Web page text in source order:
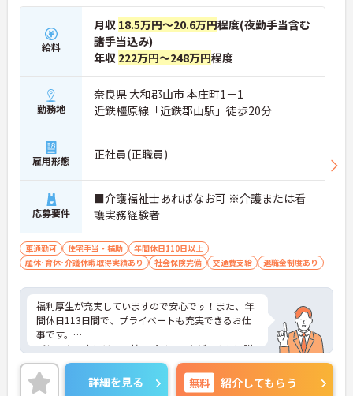
給料
月収 18.5万円～20.6万円程度(夜勤手当含む
諸手当込み)
年収 222万円～248万円程度
勤務地
奈良県 大和郡山市 本庄町1－1
近鉄橿原線「近鉄郡山駅」徒歩20分
雇用形態 正社員(正職員)
応募要件
■介護福祉士あればなお可 ※介護または看
護実務経験者
車通勤可 住宅手当・補助
年間休日110日以上
産休･育休･介護休暇取得実績あり
社会保険完備 交通費支給 退職金制度あり
福利厚生が充実していますので安心です！また、年
間休日113日間で、プライベートも充実できるお仕
事です。
ご興味ある方には、面接のポイントなど、さらに詳
細をお話致しますのでお気軽にご相談ください。
詳細を見る 無料 紹介してもらう